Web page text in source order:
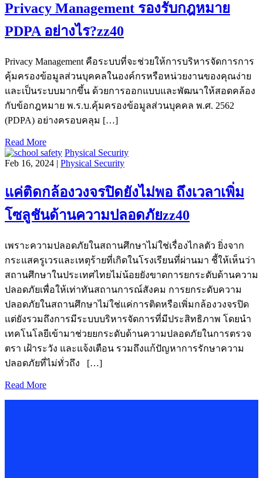
Privacy Management รองรับกฎหมาย
PDPA อย่างไร?zz40
Privacy Management คือระบบที่จะช่วยให้การบริหารจัดการการ
คุ้มครองข้อมูลส่วนบุคคลในองค์กรหรือหน่วยงานของคุณง่าย
และเป็นระบบมากขึ้น ด้วยการออกแบบและพัฒนาให้สอดคล้อง
กับข้อกฎหมาย พ.ร.บ.คุ้มครองข้อมูลส่วนบุคคล พ.ศ. 2562
(PDPA) อย่างครอบคลุม […]
Read More
Physical Security
Feb 16, 2024 | Physical Security
แค่ติดกล้องวงจรปิดยังไม่พอ ถึงเวลาเพิ่ม
โซลูชันด้านความปลอดภัยzz40
เพราะความปลอดภัยในสถานศึกษาไม่ใช่เรื่องไกลตัว ยิ่งจาก
กระแสครูเวรและเหตุร้ายที่เกิดในโรงเรียนที่ผ่านมา ชี้ให้เห็นว่า
สถานศึกษาในประเทศไทยไม่น้อยยังขาดการยกระดับด้านความ
ปลอดภัยเพื่อให้เท่าทันสถานการณ์สังคม การยกระดับความ
ปลอดภัยในสถานศึกษาไม่ใช่แค่การติดหรือเพิ่มกล้องวงจรปิด
แต่ยังรวมถึงการมีระบบบริหารจัดการที่มีประสิทธิภาพ โดยนำ
เทคโนโลยีเข้ามาช่วยยกระดับด้านความปลอดภัยในการตรวจ
ตรา เฝ้าระวัง และแจ้งเตือน รวมถึงแก้ปัญหาการรักษาความ
ปลอดภัยที่ไม่ทั่วถึง […]
Read More